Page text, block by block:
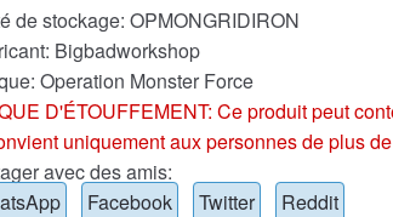
de stockage: OPMONGRIDIRON
Bigbadworkshop
Operation Monster Force
D'ÉTOUFFEMENT: Ce produit peut
uniquement aux personnes de plus
avec des amis:
Facebook Twitter Reddit